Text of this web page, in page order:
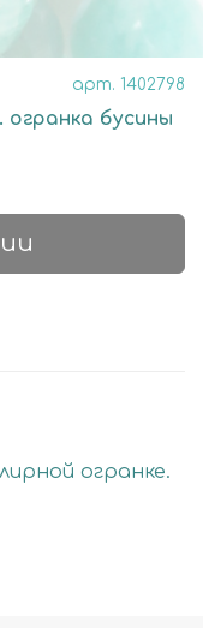
арт. 1402798
бусины
огранке.